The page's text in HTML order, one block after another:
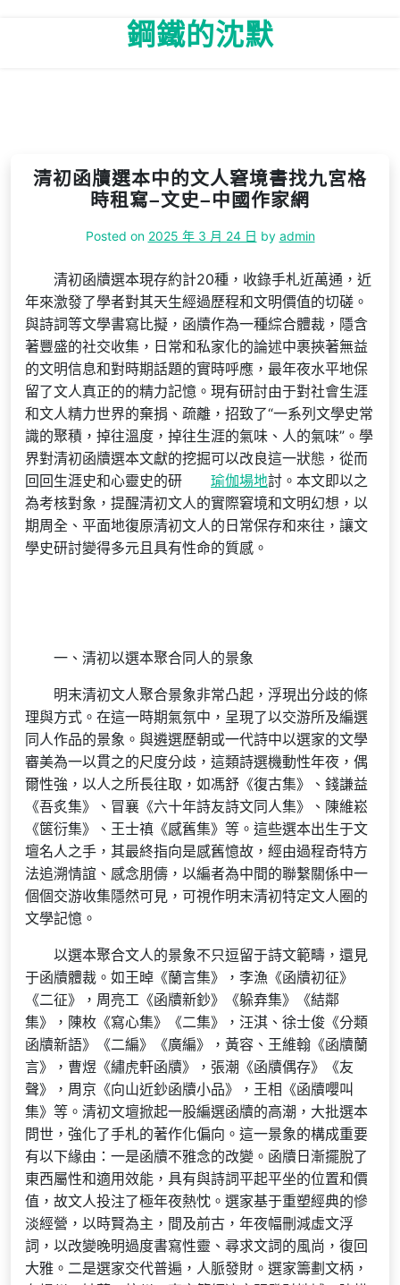
鋼鐵的沈默
清初函牘選本中的文人窘境書找九宮格
時租寫–文史–中國作家網
Posted on 2025 年 3 月 24 日 by admin
清初函牘選本現存約計20種，收錄手札近萬通，近
年來激發了學者對其天生經過歷程和文明價值的切磋。
與詩詞等文學書寫比擬，函牘作為一種綜合體裁，隱含
著豐盛的社交收集，日常和私家化的論述中裹挾著無益
的文明信息和對時期話題的實時呼應，最年夜水平地保
留了文人真正的的精力記憶。現有研討由于對社會生涯
和文人精力世界的棄捐、疏離，招致了“一系列文學史常
識的聚積，掉往溫度，掉往生涯的氣味、人的氣味”。學
界對清初函牘選本文獻的挖掘可以改良這一狀態，從而
回回生涯史和心靈史的研
瑜伽場地討。本文即以之
為考核對象，提醒清初文人的實際窘境和文明幻想，以
期周全、平面地復原清初文人的日常保存和來往，讓文
學史研討變得多元且具有性命的質感。
一、清初以選本聚合同人的景象
明末清初文人聚合景象非常凸起，浮現出分歧的條
理與方式。在這一時期氣氛中，呈現了以交游所及編選
同人作品的景象。與遴選歷朝或一代詩中以選家的文學
審美為一以貫之的尺度分歧，這類詩選機動性年夜，偶
爾性強，以人之所長往取，如馮舒《復古集》、錢謙益
《吾炙集》、冒襄《六十年詩友詩文同人集》、陳維崧
《篋衍集》、王士禛《感舊集》等。這些選本出生于文
壇名人之手，其最終指向是感舊憶故，經由過程奇特方
法追溯情誼、感念朋儔，以編者為中間的聯繫關係中一
個個交游收集隱然可見，可視作明末清初特定文人圈的
文學記憶。
以選本聚合文人的景象不只逗留于詩文範疇，還見
于函牘體裁。如王晫《蘭言集》，李漁《函牘初征》
《二征》，周亮工《函牘新鈔》《躲弆集》《結鄰
集》，陳枚《寫心集》《二集》，汪淇、徐士俊《分類
函牘新語》《二編》《廣編》，黃容、王維翰《函牘蘭
言》，曹煜《繡虎軒函牘》，張潮《函牘偶存》《友
聲》，周京《向山近鈔函牘小品》，王相《函牘嚶叫
集》等。清初文壇掀起一股編選函牘的高潮，大批選本
問世，強化了手札的著作化偏向。這一景象的構成重要
有以下緣由：一是函牘不雅念的改變。函牘日漸擺脫了
東西屬性和適用效能，具有與詩詞平起平坐的位置和價
值，故文人投注了極年夜熱忱。選家基于重塑經典的慘
淡經營，以時賢為主，間及前古，年夜幅刪減虛文浮
詞，以改變晚明過度書寫性靈、尋求文詞的風尚，復回
大雅。二是選家交代普遍，人脈發財。選家籌劃文柄，